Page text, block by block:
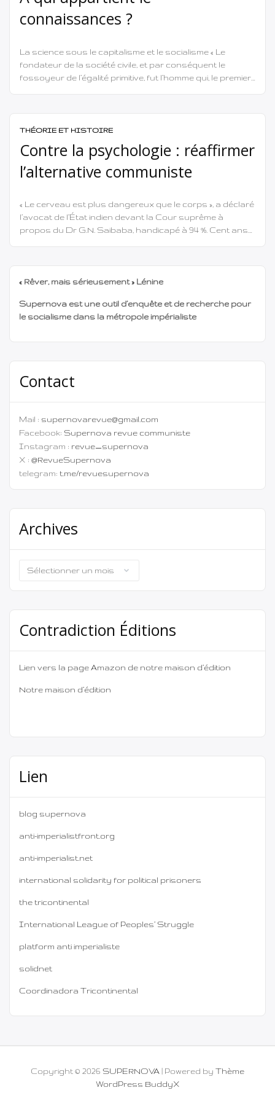
connaissances ?
La science sous le capitalisme et le socialisme « Le
fondateur de la société civile, et par conséquent le
fossoyeur de l’égalité primitive, fut l’homme qui, le premier,
THÉORIE ET HISTOIRE
Contre la psychologie : réaffirmer
l’alternative communiste
« Le cerveau est plus dangereux que le corps », a déclaré
l’avocat de l’État indien devant la Cour suprême à
propos du Dr G.N. Saibaba, handicapé à 94 %. Cent ans
longtemps […]
« Rêver, mais sérieusement » Lénine
Supernova est une outil d’enquête et de recherche pour
le socialisme dans la métropole impérialiste
Contact
Mail : supernovarevue@gmail.com
Facebook: Supernova revue communiste
Instagram : revue_supernova
X : @RevueSupernova
telegram: t.me/revuesupernova
Archives
Archives
Contradiction Éditions
Lien vers la page Amazon de notre maison d’édition
Notre maison d’édition
Lien
blog supernova
anti-imperialistfront.org
anti-imperialist.net
international solidarity for political prisoners
the tricontinental
International League of Peoples’ Struggle
platform anti imperialiste
solidnet
Coordinadora Tricontinental
Copyright © 2026 SUPERNOVA | Powered by Thème
WordPress BuddyX